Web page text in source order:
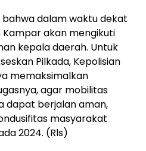
dalam waktu dekat
akan mengikuti
kepala daerah. Untuk
Pilkada, Kepolisian
memaksimalkan
agar mobilitas
dapat berjalan aman,
masyarakat
2024. (Rls)